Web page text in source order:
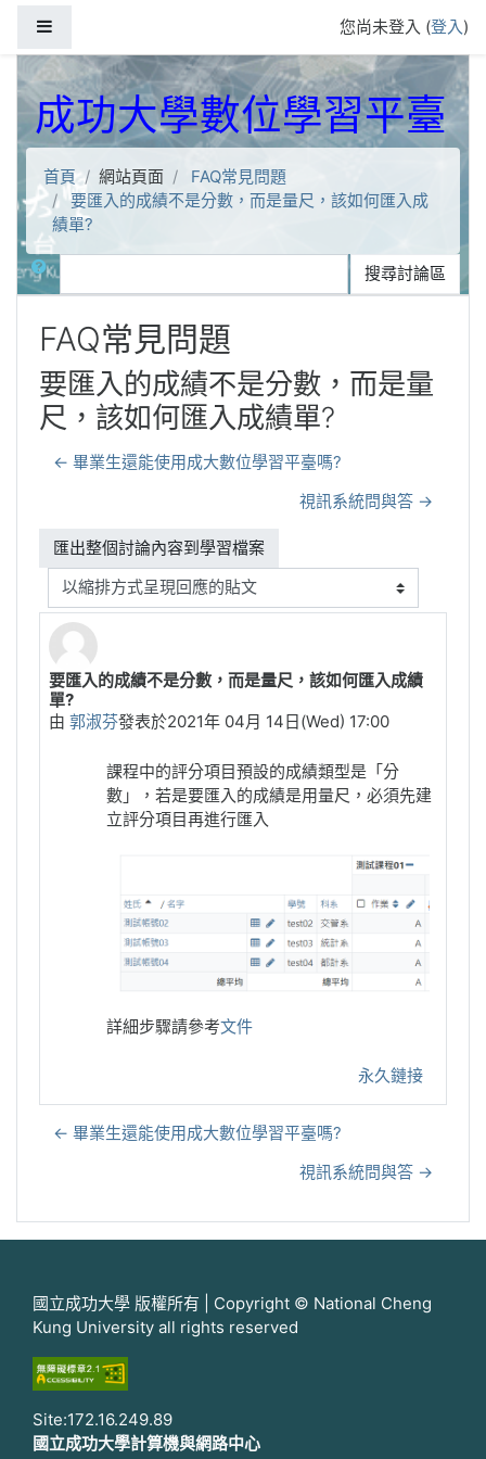
您尚未登入 (登入)
成功大學數位學習平臺
首頁 網站頁面
FAQ常見問題
要匯入的成績不是分數，而是量尺，該如何匯入成
績單?
搜尋
搜尋討論區
FAQ常見問題
要匯入的成績不是分數，而是量
尺，該如何匯入成績單?
← 畢業生還能使用成大數位學習平臺嗎?
視訊系統問與答 →
顯示模式
要匯入的成績不是分數，而是量尺，該如何匯入成績
單?
由 郭淑芬發表於2021年 04月 14日(Wed) 17:00
Number of replies: 0
課程中的評分項目預設的成績類型是「分
數」，若是要匯入的成績是用量尺，必須先建
立評分項目再進行匯入
詳細步驟請參考文件
永久鏈接
← 畢業生還能使用成大數位學習平臺嗎?
視訊系統問與答 →
國立成功大學 版權所有 | Copyright © National Cheng
Kung University all rights reserved
Site:172.16.249.89
國立成功大學計算機與網路中心